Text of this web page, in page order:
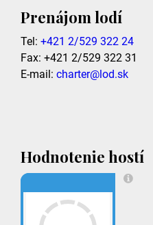
Prenájom lodí
Tel: +421 2/529 322 24
Fax: +421 2/529 322 31
E-mail: charter@lod.sk
Hodnotenie hostí